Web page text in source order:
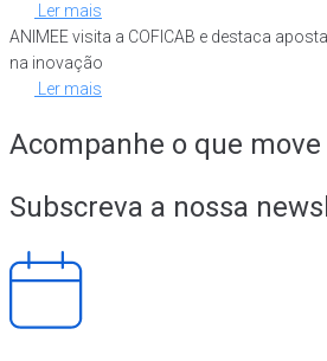
Ler mais
ANIMEE visita a COFICAB e destaca
na inovação
Ler mais
Acompanhe o que move
Subscreva a nossa